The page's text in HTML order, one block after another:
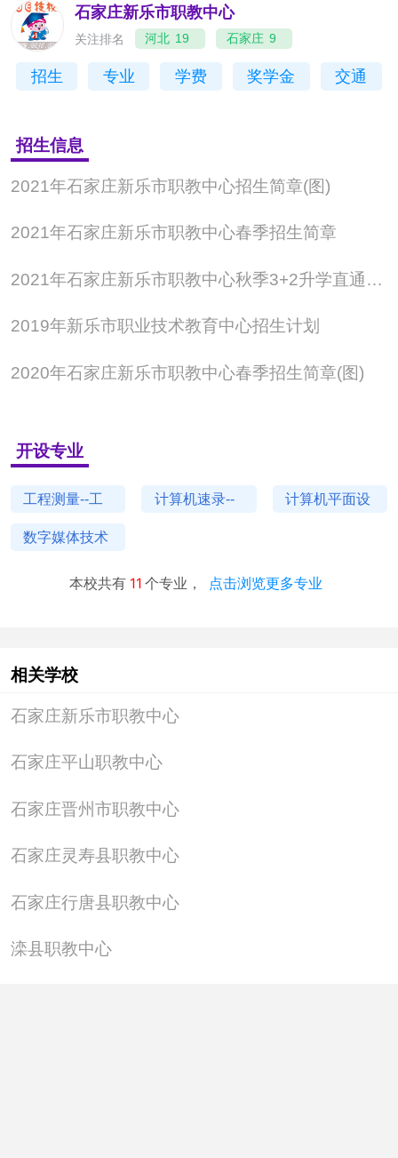
理、会计电算化、计算机
强大的政策优势：国家重视并大力发展职业教育，所有
非涉农专业家庭经济困难的学生，每年资助2000元。建
档立卡家庭经济困难学生实现“三免一助”（三免一助：免
政策。
学校拥有一支实力雄厚、素质过硬、结构合理的师资队
人。
学校建有高标准的实训大楼：内设数控车间、机加工车
电子电工实验实训室、农学实验实训室、舞蹈室、琴
室、办公自动化室、数码暗房；学校配备实训基地、汽
场、宽敞明亮的宿舍楼、干净整洁的食堂等完善的设
施。
石家庄新乐市职教中心
关注排名 河北 19 石家庄 9
招生 专业 学费 奖学金 交通
招生信息
2021年石家庄新乐市职教中心招生简章(图)
2021年石家庄新乐市职教中心春季招生简章
2021年石家庄新乐市职教中心秋季3+2升学直通车高一新生预报名说明
2019年新乐市职业技术教育中心招生计划
2020年石家庄新乐市职教中心春季招生简章(图)
开设专业
工程测量--工
程勘测、地形
计算机速录--
录服务与管理
计算机平面设
处理平面广告
数字媒体技术
像拍摄、数字
视频（DV）
制作
本校共有 11 个专业， 点击浏览更多专业
相关学校
石家庄新乐市职教中心
石家庄平山职教中心
石家庄晋州市职教中心
石家庄灵寿县职教中心
石家庄行唐县职教中心
滦县职教中心